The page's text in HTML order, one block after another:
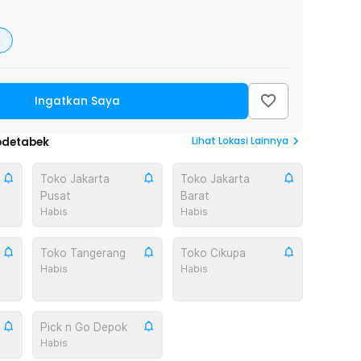
Ingatkan Saya
Lihat Lokasi Lainnya
Toko Jakarta
Pusat
Habis
Toko Jakarta
Barat
Habis
Toko Tangerang
Habis
Toko Cikupa
Habis
Pick n Go Depok
Habis